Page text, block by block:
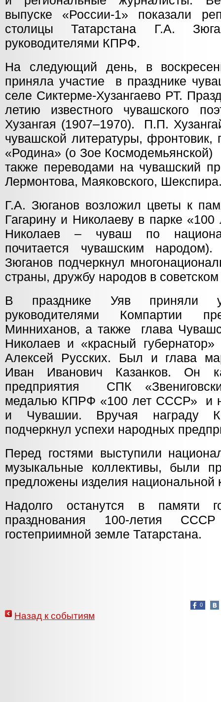
выпуске «России-1» показали
столицы Татарстана Г.А.
руководителями КПРФ.
На следующий день, в
приняла участие в празднике
селе Сиктерме-Хузангаево РТ.
летию известного чувашского
Хузангая (1907–1970). П.П.
чувашской литературы, фронтовик,
«Родина» (о Зое
также переводами на чувашский
Лермонтова, Маяковского,
Г.А. Зюганов возложил цветы к
Гагарину и Николаеву в парке
Николаев – чуваш по
почитается чувашским
Зюганов подчеркнул
страны, дружбу народов в
В празднике Уяв приняли
руководителями Компартии
Минниханов, а также глава
Николаев и «красный губернатор»
Алексей Русских. Был и глава
Иван Иванович Казанков. Он
предприятия СПК
медалью КПРФ «100 лет СССР» и
и Чувашии. Вручая награду
подчеркнул успехи народных
Перед гостями выступили
музыкальные коллективы, были
предложены изделия
Надолго останутся в памяти
празднования 100-летия
гостеприимной земле Татарстана.
0
Назад к событиям